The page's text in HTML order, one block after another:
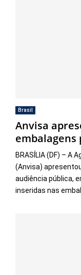
Brasil
Anvisa
embalagens
BRASÍLIA (DF) – A
(Anvisa)
audiência pública,
inseridas nas